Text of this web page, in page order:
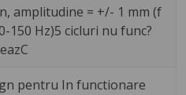
amplitudine = +/- 1 mm (f
150 Hz)5 cicluri nu func?
pentru In functionare